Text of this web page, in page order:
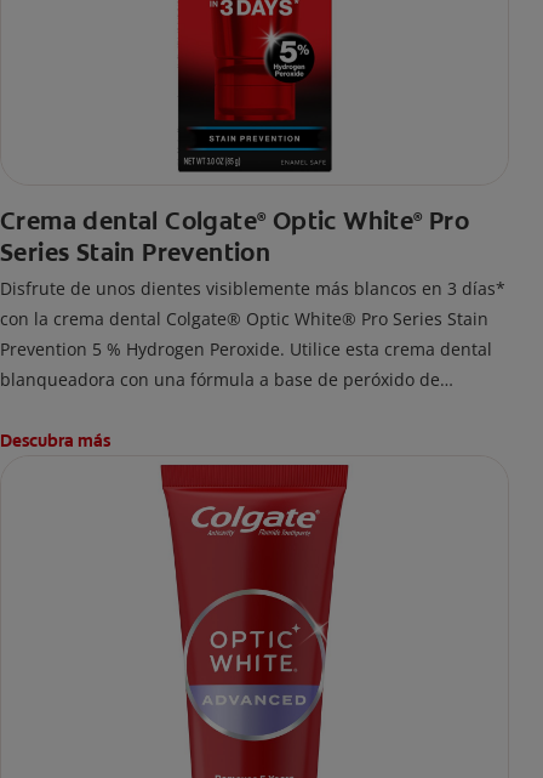
Crema dental Colgate® Optic White® Pro
Series Stain Prevention
Disfrute de unos dientes visiblemente más blancos en 3 días*
con la crema dental Colgate® Optic White® Pro Series Stain
Prevention 5 % Hydrogen Peroxide. Utilice esta crema dental
blanqueadora con una fórmula a base de peróxido de
las manchas superficiales. La crema dental Colgate Optic
White Pro Series Stain Prevention elimina eficazmente las
manchas de té, café y vino para que pueda lucir una sonrisa
Descubra más